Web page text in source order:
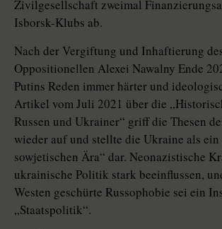
Zivilgesellschaft zweimal
Isborsk-Klubs ab.
Nach der Vergiftung und Inhaftierung
Oppositionellen Alexei Nawalny Ende
Putins Reden immer härter und
Artikel vom Juli 2021 über die
Russen und Ukrainer“ griff die Thesen
wieder auf und stellte die Ukraine als
sowjetischen Ära“ dar. Neonazistische
ukrainische Politik stark beeinflussen,
Westen geschürte Russophobie sei ein
„Staatspolitik“.